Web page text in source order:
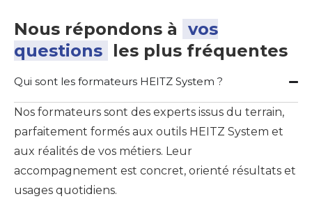
Nous répondons à vos
questions les plus fréquentes
Qui sont les formateurs HEITZ System ?
Nos formateurs sont des experts issus du terrain,
parfaitement formés aux outils HEITZ System et
aux réalités de vos métiers. Leur
accompagnement est concret, orienté résultats et
usages quotidiens.